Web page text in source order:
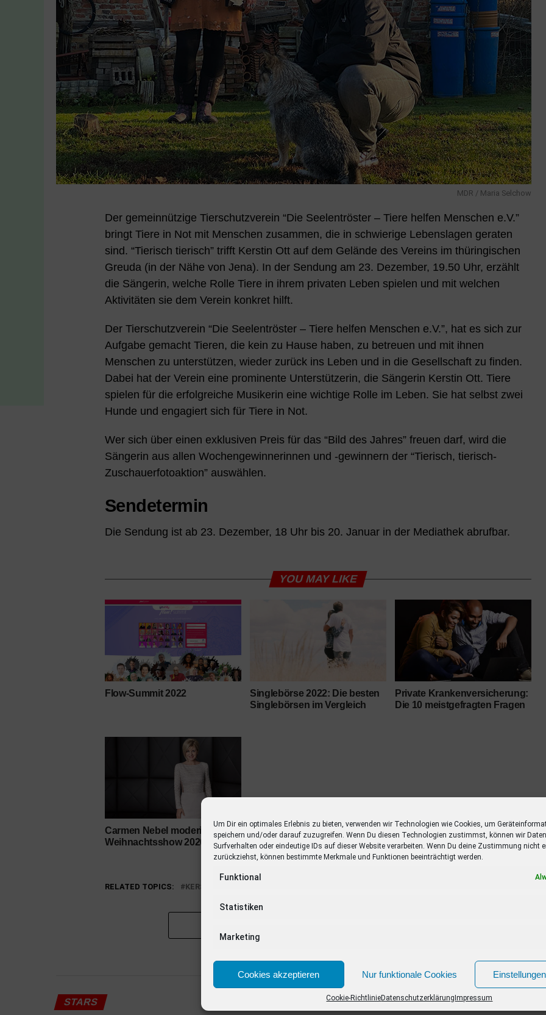
Um Dir ein optimales Erlebnis zu bieten, verwenden wir Technologien wie Cookies, um
speichern und/oder darauf zuzugreifen. Wenn Du diesen Technologien zustimmst, können wir
Surfverhalten oder eindeutige IDs auf dieser Website verarbeiten. Wenn Du deine Zustimmung nicht
zurückziehst, können bestimmte Merkmale und Funktionen beeinträchtigt werden.
Funktional
Statistiken
Marketing
Cookies akzeptieren Nur funktionale Cookies
Cookie-RichtlinieDatenschutzerklärung Impressum
MDR / Maria Selchow
Der gemeinnützige Tierschutzverein “Die Seelentröster – Tiere helfen Menschen e.V.”
bringt Tiere in Not mit Menschen zusammen, die in schwierige Lebenslagen geraten
sind. “Tierisch tierisch” trifft Kerstin Ott auf dem Gelände des Vereins im thüringischen
Greuda (in der Nähe von Jena). In der Sendung am 23. Dezember, 19.50 Uhr, erzählt
die Sängerin, welche Rolle Tiere in ihrem privaten Leben spielen und mit welchen
Aktivitäten sie dem Verein konkret hilft.
Der Tierschutzverein “Die Seelentröster – Tiere helfen Menschen e.V.”, hat es sich zur
Aufgabe gemacht Tieren, die kein zu Hause haben, zu betreuen und mit ihnen
Menschen zu unterstützen, wieder zurück ins Leben und in die Gesellschaft zu finden.
Dabei hat der Verein eine prominente Unterstützerin, die Sängerin Kerstin Ott. Tiere
spielen für die erfolgreiche Musikerin eine wichtige Rolle im Leben. Sie hat selbst zwei
Hunde und engagiert sich für Tiere in Not.
Wer sich über einen exklusiven Preis für das “Bild des Jahres” freuen darf, wird die
Sängerin aus allen Wochengewinnerinnen und -gewinnern der “Tierisch, tierisch-
Zuschauerfotoaktion” auswählen.
Sendetermin
Die Sendung ist ab 23. Dezember, 18 Uhr bis 20. Januar in der Mediathek abrufbar.
YOU MAY LIKE
Flow-Summit 2022
Singlebörse 2022: Die besten
Singlebörsen im Vergleich
Private Krankenversicherung:
Die 10 meistgefragten Fragen
Carmen Nebel moderiert
Weihnachtsshow 2020 im ZDF
RELATED TOPICS: KERSTIN OTT
STARS